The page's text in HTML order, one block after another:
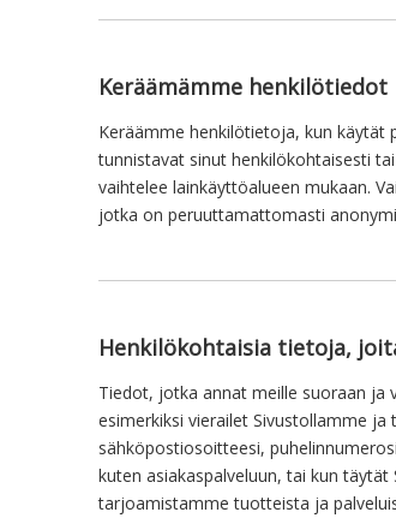
Keräämämme henkilötiedot
Keräämme henkilötietoja, kun käytät
tunnistavat sinut henkilökohtaisesti
vaihtelee lainkäyttöalueen mukaan.
jotka on peruuttamattomasti
Henkilökohtaisia ​​tietoja,
Tiedot, jotka annat meille suoraan ja
esimerkiksi vierailet Sivustollamme
sähköpostiosoitteesi,
kuten asiakaspalveluun, tai kun
tarjoamistamme tuotteista ja